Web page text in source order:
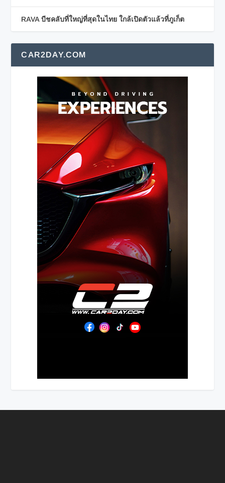
RAVA บีชคลับที่ใหญ่ที่สุดในไทย ใกล้เปิดตัวแล้วที่ภูเก็ต
CAR2DAY.COM